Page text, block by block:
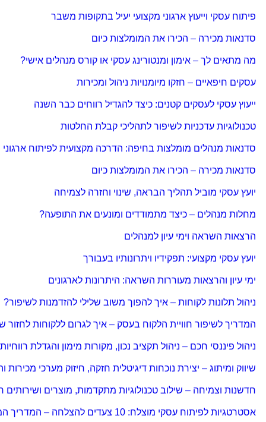
פיתוח עסקי וייעוץ ארגוני מקצועי יעיל בתקופות משבר
סדנאות מכירה – הכירו את המומלצות כיום
מה מתאים לך – אימון ומנטורינג עסקי או קורס מנהלים אישי?
עסקים חיפאיים – חזקו מיומנויות ניהול ומכירות
ייעוץ עסקי לעסקים קטנים: כיצד להגדיל רווחים כבר השנה
טכנולוגיות עדכניות לשיפור לתהליכי קבלת החלטות
סדנאות מנהלים מומלצות בחיפה: הדרכה מקצועית לפיתוח ארגוני
סדנאות מכירה – הכירו את המומלצות כיום
יועץ עסקי מוביל תהליך הבראה, שינוי וחזרה לצמיחה
מחלות מנהלים – כיצד מתמודדים ומונעים את התופעה?
הרצאות השראה וימי עיון למנהלים
יועץ עסקי מקצועי: תפקידיו ויתרונותיו בעבורך
ימי עיון והרצאות מעוררות השראה: היתרונות לארגונים
ניהול תלונות לקוחות – איך להפוך משוב שלילי להזדמנות לשיפור?
המדריך לשיפור חוויית הלקוח בעסק – איך לגרום ללקוחות לחזור
ניהול פיננסי חכם – ניהול תקציב נכון, מקורות מימון והגדלת
שיווק ומיתוג – יצירת נוכחות דיגיטלית חזקה, חיזוק מערכי
חדשנות וצמיחה – שילוב טכנולוגיות מתקדמות, מוצרים
אסטרטגיות לפיתוח עסקי מוצלח: 10 צעדים להצלחה – המדריך המלא לבניית תהליך פיתוח עסקי רווחי.